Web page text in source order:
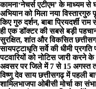
कामना‘नेचर्स एटीएम’ के माध्यम
अभियान को मिला नया विस्तारगुरु
किए गुरु दर्शन, बाबा प्रियदर्शी राम
ही एक डॉक्टर की सबसे बड़ी
सुरक्षित, शांत और विकसित
सायपट्टाधृति सर्वे की धीमी
पटवारियों को नोटिस जारी करने के
अवसर पर जिले में 7 से 15 अगस्त
विष्णु देव साय छत्तीसगढ़ में पहली
शामिलभाजपा ओबीसी मोर्चा का